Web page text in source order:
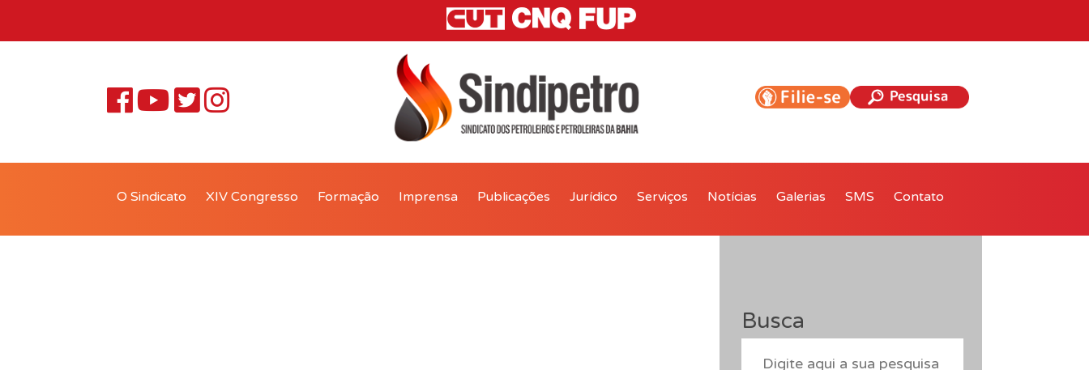
O Sindicato XIV Congresso Formação Imprensa Publicações Jurídico Serviços Notícias Galerias SMS Contato
Busca